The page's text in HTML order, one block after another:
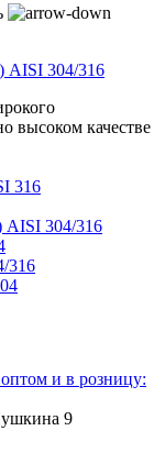
AISI 304/316
высоком качестве
316
AISI 304/316
316
и в розницу:
9